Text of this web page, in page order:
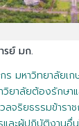
รย์ มก.
มหาวิทยาลัยเ
วิยาลัยต้องรักษา
ลจริยธรรมข้ารา